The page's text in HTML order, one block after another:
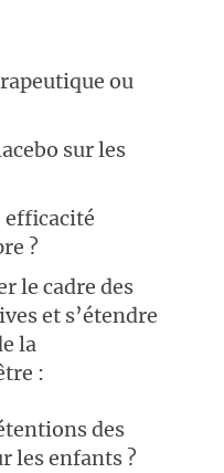
ou
sur les
?
le cadre des
et s’étendre
la
:
des
les enfants ?